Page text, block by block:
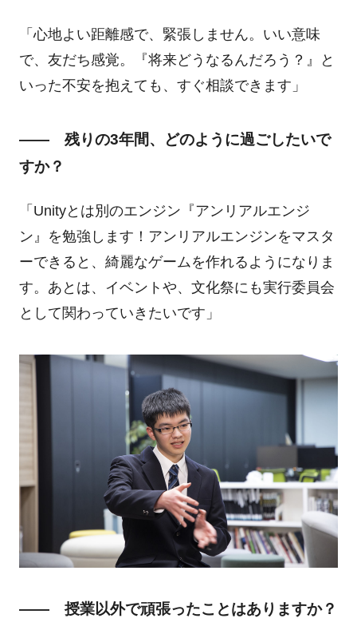
「心地よい距離感で、緊張しません。いい意味
で、友だち感覚。『将来どうなるんだろう？』と
いった不安を抱えても、すぐ相談できます」
―― 残りの3年間、どのように過ごしたいで
すか？
「Unityとは別のエンジン『アンリアルエンジ
ン』を勉強します！アンリアルエンジンをマスタ
ーできると、綺麗なゲームを作れるようになりま
す。あとは、イベントや、文化祭にも実行委員会
として関わっていきたいです」
―― 授業以外で頑張ったことはありますか？